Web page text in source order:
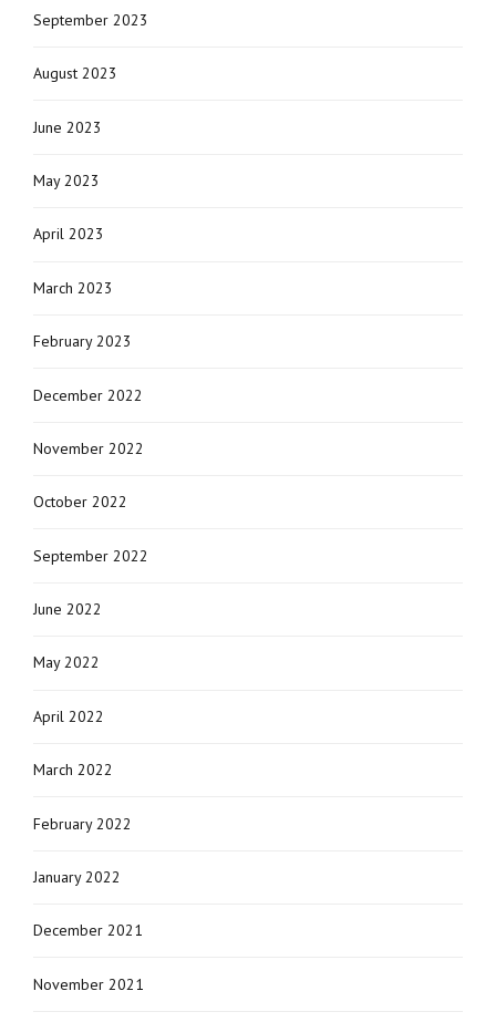
September 2023
August 2023
June 2023
May 2023
April 2023
March 2023
February 2023
December 2022
November 2022
October 2022
September 2022
June 2022
May 2022
April 2022
March 2022
February 2022
January 2022
December 2021
November 2021